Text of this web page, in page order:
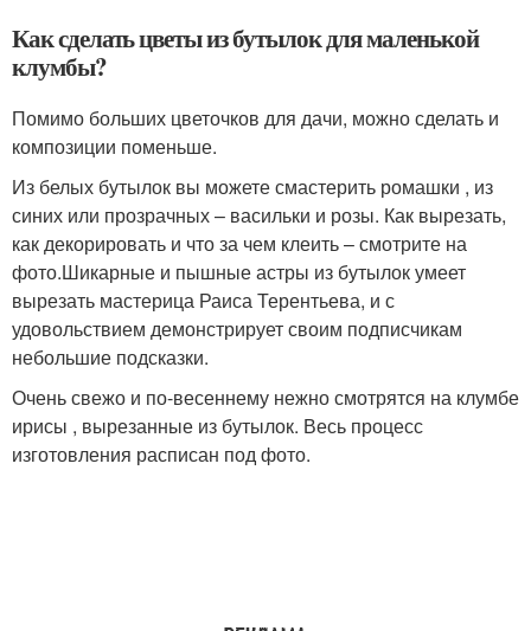
Как сделать цветы из бутылок для маленькой
клумбы?
Помимо больших цветочков для дачи, можно сделать и
композиции поменьше.
Из белых бутылок вы можете смастерить ромашки , из
синих или прозрачных – васильки и розы. Как вырезать,
как декорировать и что за чем клеить – смотрите на
фото.Шикарные и пышные астры из бутылок умеет
вырезать мастерица Раиса Терентьева, и с
удовольствием демонстрирует своим подписчикам
небольшие подсказки.
Очень свежо и по-весеннему нежно смотрятся на клумбе
ирисы , вырезанные из бутылок. Весь процесс
изготовления расписан под фото.